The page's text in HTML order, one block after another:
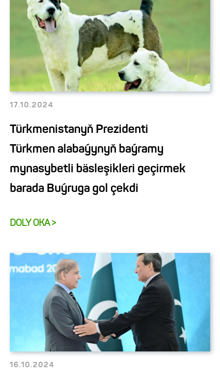
17.10.2024
Türkmenistanyň Prezidenti
Türkmen alabaýynyň baýramy
mynasybetli bäsleşikleri geçirmek
barada Buýruga gol çekdi
DOLY OKA >
16.10.2024